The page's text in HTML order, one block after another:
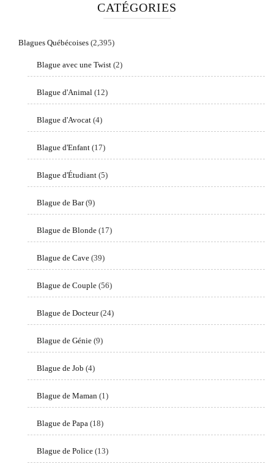
CATÉGORIES
Blagues Québécoises (2,395)
Blague avec une Twist (2)
Blague d'Animal (12)
Blague d'Avocat (4)
Blague d'Enfant (17)
Blague d'Étudiant (5)
Blague de Bar(9)
Blague de Blonde (17)
Blague de Cave (39)
Blague de Couple (56)
Blague de Docteur(24)
Blague de Génie (9)
Blague de Job (4)
Blague de Maman (1)
Blague de Papa (18)
Blague de Police (13)